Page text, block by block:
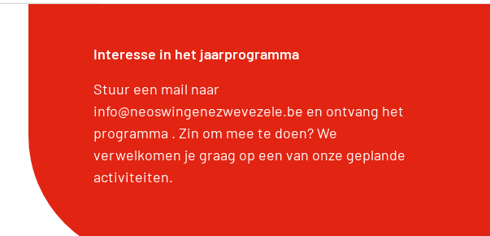
Interesse in het jaarprogramma
Stuur een mail naar
info@neoswingenezwevezele.be en ontvang het
programma . Zin om mee te doen? We
verwelkomen je graag op een van onze geplande
activiteiten.